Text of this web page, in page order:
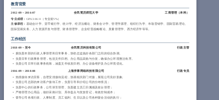
教育背景
2012-09 ~ 2016-07 全民简历师范大学 工商管理（本科）
专业成绩： GPA 3.66/4 （专业前5%）
主修课程： 基础会计学、货币银行学、统计学、经济法概论、财务会计学、管理学原理、组织行为学、市场营销学、国际贸易理论、
国际贸易实务、人力资源开发与管理、财务管理学、企业经营战略概论、质量管理学、西方经济学等等。
工作经历
2018-09 ~ 至今 全民简历科技有限公司 行政主管
拥负责本部的行政人事管理和日常事务，协助总监搞好各部门之间的综合协调。
负责日常行政事务管理，包括文件归档、办公用品采购与分发，确保办公环境整洁有序。
负责公司日常行政事务统筹，涵盖文件收发归档、办公设备维护及办公环境优化。
2016-09 ~ 2018-08 上海斧掌网络科技有限公司
行政专员
热情接待来访宾客，合理安排接待流程，协调相关部门对接，展现公司良好形象;
负责公司总部的来访客户接待工作，负责引导和介绍公司的分布情况；
负责中心的行政事务，公司班车管理、负责建立员工归属感及前台管理；
严格管理办公用品，做好采购计划、库存盘点与发放登记，有效控制成本；
督导公司各项行政、人事制度、员工福利、生日以及公司各种宴会活动的执行；